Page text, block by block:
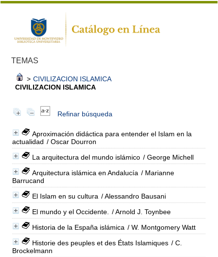
TEMAS
> CIVILIZACION ISLAMICA
CIVILIZACION ISLAMICA
Refinar búsqueda
Aproximación didáctica para entender el Islam en la
actualidad / Oscar Dourron
La arquitectura del mundo islámico / George Michell
Arquitectura islámica en Andalucía / Marianne
Barrucand
El Islam en su cultura / Alessandro Bausani
El mundo y el Occidente.
/ Arnold J. Toynbee
Historia de la España islámica / W. Montgomery Watt
Historie des peuples et des États Islamiques / C.
Brockelmann